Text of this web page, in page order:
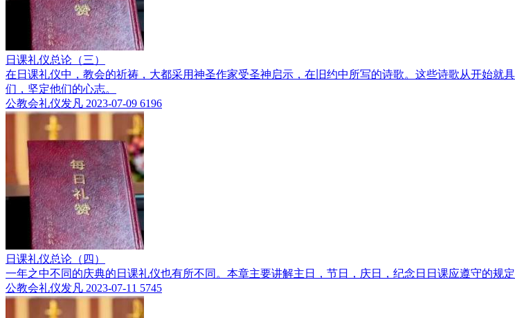
日课礼仪总论（三）
在日课礼仪中，教会的祈祷，大都采用神圣作家受圣神启示，在旧约中所写的诗歌。这些诗歌从开始
们，坚定他们的心志。
公教会礼仪发凡 2023-07-09 6196
日课礼仪总论（四）
一年之中不同的庆典的日课礼仪也有所不同。本章主要讲解主日，节日，庆日，纪念日日课应遵守的规定
公教会礼仪发凡 2023-07-11 5745